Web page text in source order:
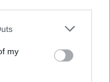
one or more Google
You may click to
third-party tags to
in below Google
my